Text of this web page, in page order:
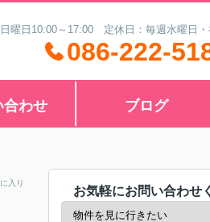
曜日10:00～17:00 定休日：毎週水曜日・
086-222-
合わせ ブログ
入り
お気軽にお問い合わせ